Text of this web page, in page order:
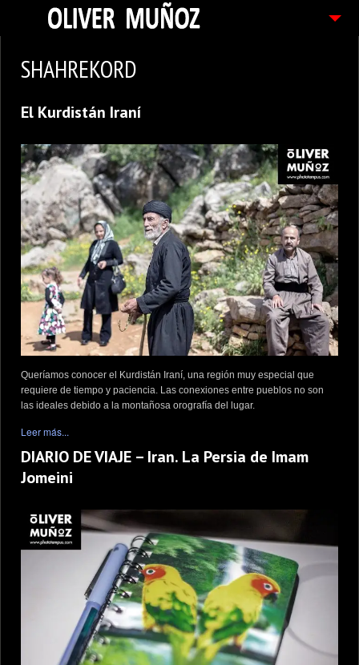
FOTOGRAFIAS
CONTACTO
SHAHREKORD
El Kurdistán Iraní
Queríamos conocer el Kurdistán Iraní, una región muy especial que
requiere de tiempo y paciencia. Las conexiones entre pueblos no son
las ideales debido a la montañosa orografía del lugar.
Leer más...
DIARIO DE VIAJE – Iran. La Persia de Imam
Jomeini